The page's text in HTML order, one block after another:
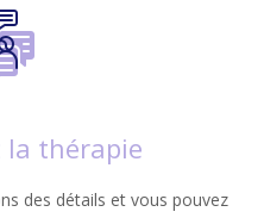
la thérapie
des détails et vous pouvez